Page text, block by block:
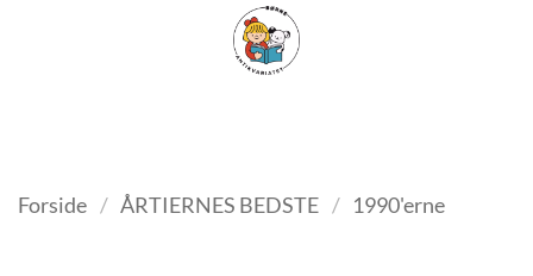
FILTER
Forside / ÅRTIERNES BEDSTE / 1990'erne